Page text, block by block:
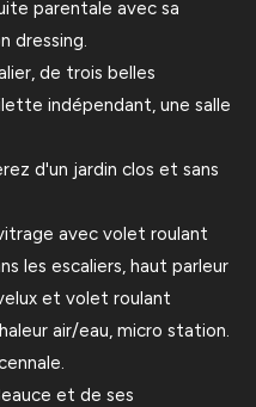
parentale avec sa
dressing.
de trois belles
indépendant, une salle
d'un jardin clos et sans
avec volet roulant
les escaliers, haut parleur
et volet roulant
air/eau, micro station.
et de ses